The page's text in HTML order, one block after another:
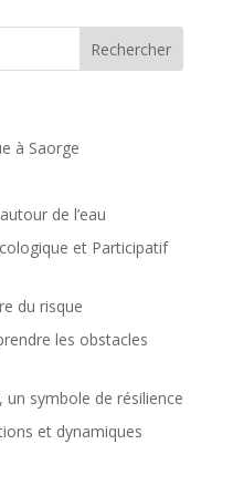
à Saorge
de l’eau
et Participatif
du risque
les obstacles
symbole de résilience
et dynamiques